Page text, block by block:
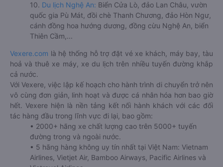
10. Du lịch Nghệ An: Biển Cửa Lò, đảo Lan Châu, vườn
quốc gia Pù Mát, đồi chè Thanh Chương, đảo Hòn Ngư,
cánh đồng hoa hướng dương, đồng cừu Nghệ An, biển
Thiên Cầm,...
Vexere.com là hệ thống hỗ trợ đặt vé xe khách, máy bay, tàu
hoả và thuê xe máy, xe du lịch trên nhiều tuyến đường khắp
cả nước.
Với Vexere, việc lập kế hoạch cho hành trình di chuyển trở nên
vô cùng đơn giản, linh hoạt và được cá nhân hóa hơn bao giờ
hết. Vexere hiện là nền tảng kết nối hành khách với các đối
tác hàng đầu trong lĩnh vực đi lại, bao gồm:
• 2000+ hãng xe chất lượng cao trên 5000+ tuyến
đường trong và ngoài nước.
• 5 hãng hàng không uy tín nhất tại Việt Nam: Vietnam
Airlines, Vietjet Air, Bamboo Airways, Pacific Airlines và